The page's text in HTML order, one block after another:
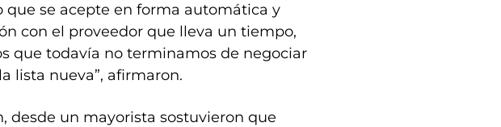
que se acepte en forma automática y
con el proveedor que lleva un tiempo,
que todavía no terminamos de negociar
lista nueva”, afirmaron.
desde un mayorista sostuvieron que